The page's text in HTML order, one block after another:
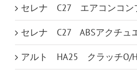
セレナ C27 エアコンコン
セレナ C27 ABSアクチュ
アルト HA25 クラッチO/H